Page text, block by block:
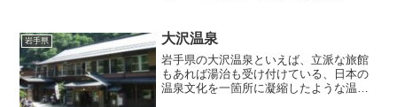
した日は某大学の野球部も団体利用して
おり、夜9時頃までは若人達の元...
岩手県 大沢温泉
岩手県の大沢温泉といえば、立派な旅館
もあれば湯治も受け付けている、日本の
温泉文化を一箇所に凝縮したような温泉